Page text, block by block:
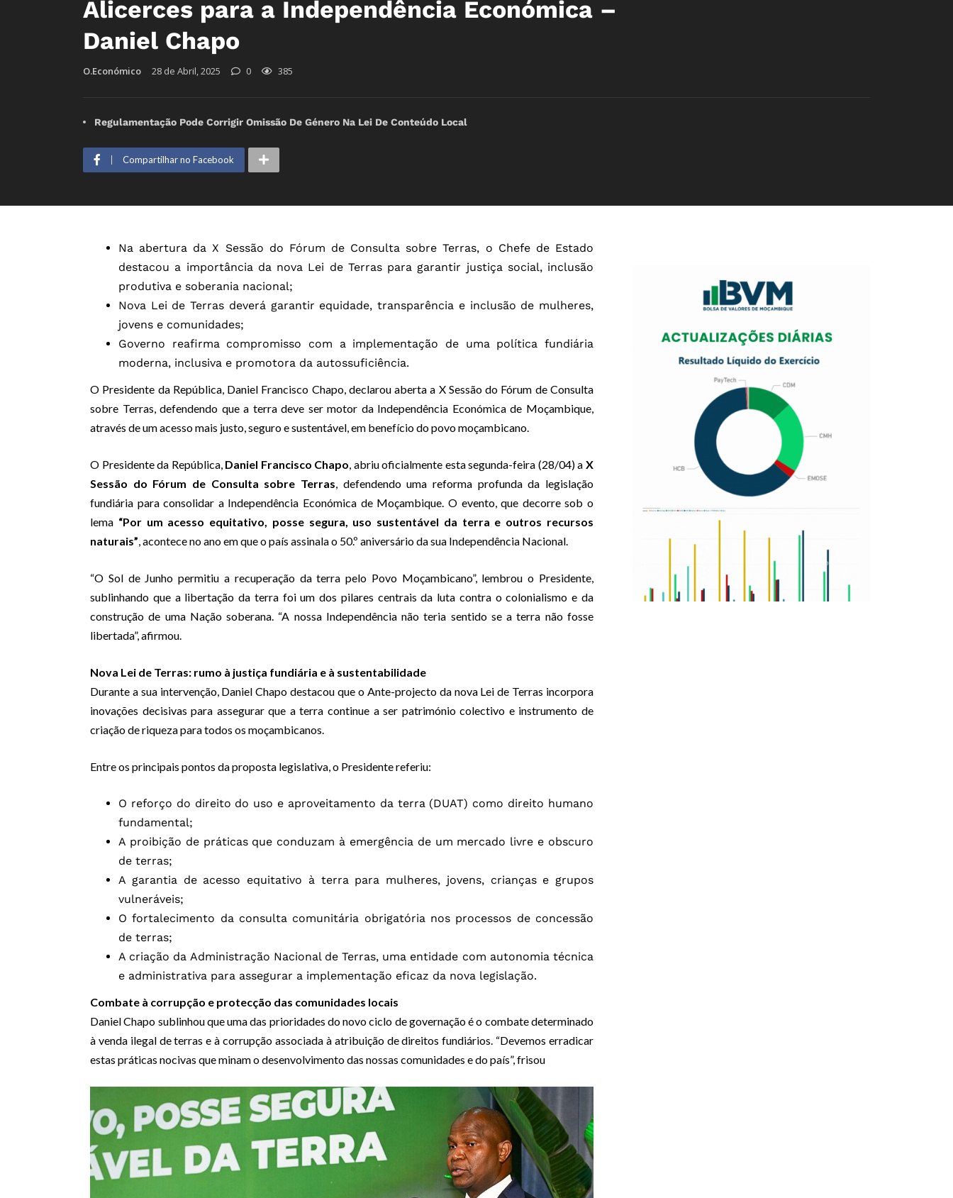
Alicerces para a Independência Económica –
Daniel Chapo
O.Económico 28 de Abril, 2025 0 385
Regulamentação Pode Corrigir Omissão De Género Na Lei De Conteúdo Local
Compartilhar no Facebook
Na abertura da X Sessão do Fórum de Consulta sobre Terras, o Chefe de Estado
destacou a importância da nova Lei de Terras para garantir justiça social, inclusão
produtiva e soberania nacional;
Nova Lei de Terras deverá garantir equidade, transparência e inclusão de mulheres,
jovens e comunidades;
Governo reafirma compromisso com a implementação de uma política fundiária
moderna, inclusiva e promotora da autossuficiência.
O Presidente da República, Daniel Francisco Chapo, declarou aberta a X Sessão do Fórum de Consulta
sobre Terras, defendendo que a terra deve ser motor da Independência Económica de Moçambique,
através de um acesso mais justo, seguro e sustentável, em benefício do povo moçambicano.
O Presidente da República, Daniel Francisco Chapo, abriu oficialmente esta segunda-feira (28/04) aX
Sessão do Fórum de Consulta sobre Terras, defendendo uma reforma profunda da legislação
fundiária para consolidar a Independência Económica de Moçambique. O evento, que decorre sob o
lema “Por um acesso equitativo, posse segura, uso sustentável da terra e outros recursos
naturais”, acontece no ano em que o país assinala o 50.º aniversário da sua Independência Nacional.
“O Sol de Junho permitiu a recuperação da terra pelo Povo Moçambicano”, lembrou o Presidente,
sublinhando que a libertação da terra foi um dos pilares centrais da luta contra o colonialismo e da
construção de uma Nação soberana. “A nossa Independência não teria sentido se a terra não fosse
libertada”, afirmou.
Nova Lei de Terras: rumo à justiça fundiária e à sustentabilidade
Durante a sua intervenção, Daniel Chapo destacou que o Ante-projecto da nova Lei de Terras incorpora
inovações decisivas para assegurar que a terra continue a ser património colectivo e instrumento de
criação de riqueza para todos os moçambicanos.
Entre os principais pontos da proposta legislativa, o Presidente referiu:
O reforço do direito do uso e aproveitamento da terra (DUAT) como direito humano
fundamental;
A proibição de práticas que conduzam à emergência de um mercado livre e obscuro
de terras;
A garantia de acesso equitativo à terra para mulheres, jovens, crianças e grupos
vulneráveis;
O fortalecimento da consulta comunitária obrigatória nos processos de concessão
de terras;
A criação da Administração Nacional de Terras, uma entidade com autonomia técnica
e administrativa para assegurar a implementação eficaz da nova legislação.
Combate à corrupção e protecção das comunidades locais
Daniel Chapo sublinhou que uma das prioridades do novo ciclo de governação é o combate determinado
à venda ilegal de terras e à corrupção associada à atribuição de direitos fundiários. “Devemos erradicar
estas práticas nocivas que minam o desenvolvimento das nossas comunidades e do país”, frisou